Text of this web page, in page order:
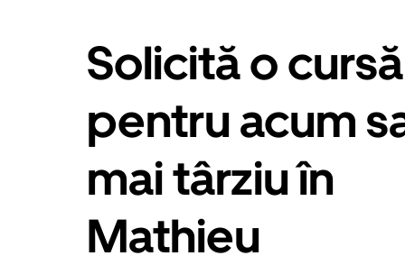
Solicită o cursă
pentru acum
mai târziu în
Mathieu